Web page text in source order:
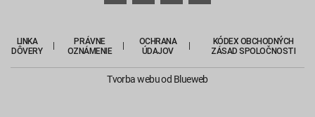
LINKA
DÔVERY
PRÁVNE
OZNÁMENIE
OCHRANA
ÚDAJOV
KÓDEX OBCHODNÝCH
ZÁSAD SPOLOČNOSTI
Tvorba webuod Blueweb